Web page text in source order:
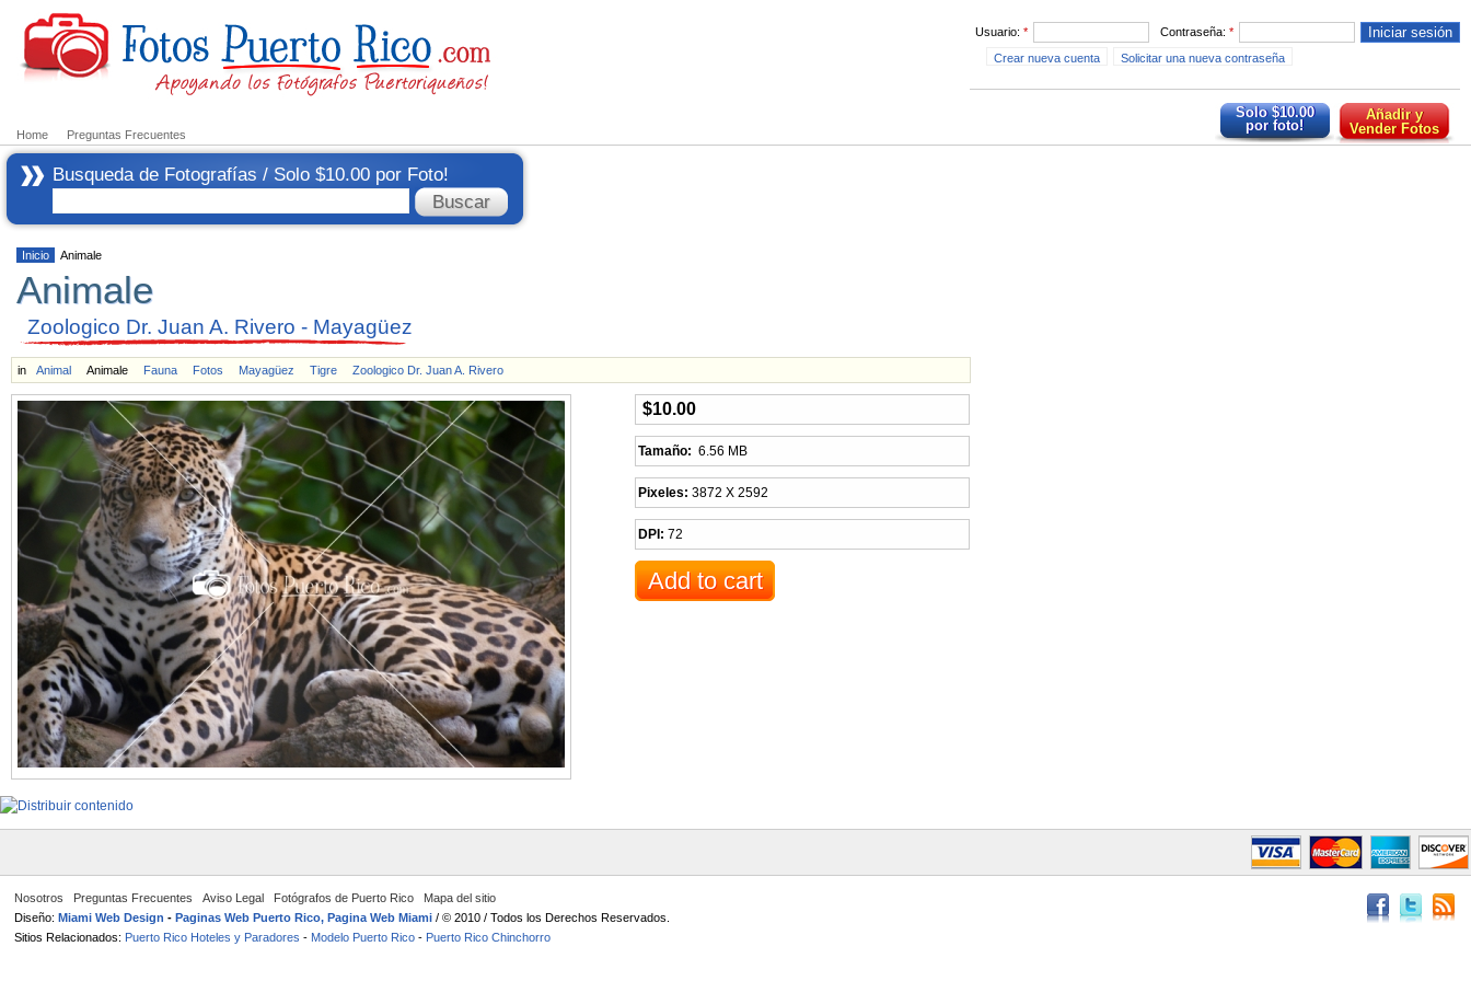
Usuario: * Contraseña: *
Crear nueva cuenta
Solicitar una nueva contraseña
Home Preguntas Frecuentes
Añadir y
Vender Fotos
Solo $10.00
por foto!
Busqueda de Fotografías / Solo $10.00 por Foto!
Inicio Animale
Animale
Zoologico Dr. Juan A. Rivero - Mayagüez
in Animal Animale Fauna Fotos Mayagüez Tigre Zoologico Dr. Juan A. Rivero
$10.00
Tamaño: 6.56 MB
Pixeles: 3872 X 2592
DPI: 72
Nosotros Preguntas Frecuentes Aviso Legal Fotógrafos de Puerto Rico
Mapa del sitio
Diseño: Miami Web Design - Paginas Web Puerto Rico, Pagina Web Miami / © 2010 / Todos los Derechos Reservados.
Sitios Relacionados: Puerto Rico Hoteles y Paradores - Modelo Puerto Rico - Puerto Rico Chinchorro